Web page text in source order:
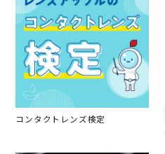
コンタクトレンズ検定